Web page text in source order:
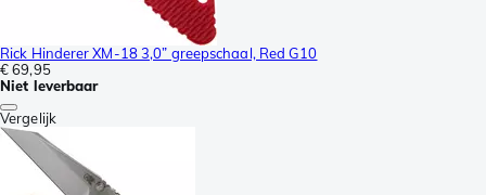
Rick Hinderer XM-18 3,0” greepschaal, Red G10
€ 69,95
Niet leverbaar
Vergelijk